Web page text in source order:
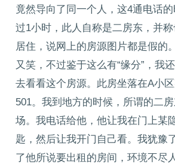
竟然导向了同一个人，这4通电话
过1小时，此人自称是二房东，并
居住，说网上的房源图片都是假的
又笑，不过鉴于这么有“缘分”，我
去看看这个房源。此房坐落在A小
501。我到地方的时候，所谓的二房
场。我电话给他，他让我在门上某
匙，然后让我开门自己看。我犹豫
了他所说要出租的房间，环境不尽